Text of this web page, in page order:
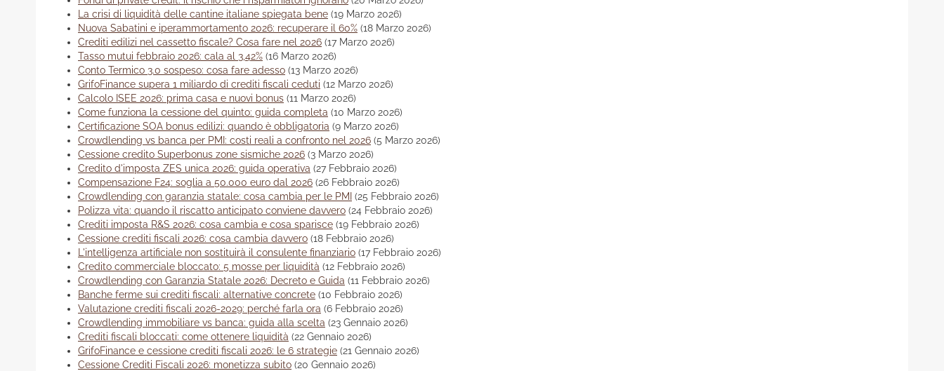
La crisi di liquidità delle cantine italiane spiegata bene (19 Marzo 2026)
Nuova Sabatini e iperammortamento 2026: recuperare il 60% (18 Marzo 2026)
Crediti edilizi nel cassetto fiscale? Cosa fare nel 2026 (17 Marzo 2026)
Tasso mutui febbraio 2026: cala al 3,42% (16 Marzo 2026)
Conto Termico 3.0 sospeso: cosa fare adesso (13 Marzo 2026)
GrifoFinance supera 1 miliardo di crediti fiscali ceduti (12 Marzo 2026)
Calcolo ISEE 2026: prima casa e nuovi bonus (11 Marzo 2026)
Come funziona la cessione del quinto: guida completa (10 Marzo 2026)
Certificazione SOA bonus edilizi: quando è obbligatoria (9 Marzo 2026)
Crowdlending vs banca per PMI: costi reali a confronto nel 2026 (5 Marzo 2026)
Cessione credito Superbonus zone sismiche 2026 (3 Marzo 2026)
Credito d'imposta ZES unica 2026: guida operativa (27 Febbraio 2026)
Compensazione F24: soglia a 50.000 euro dal 2026 (26 Febbraio 2026)
Crowdlending con garanzia statale: cosa cambia per le PMI (25 Febbraio 2026)
Polizza vita: quando il riscatto anticipato conviene davvero (24 Febbraio 2026)
Crediti imposta R&S 2026: cosa cambia e cosa sparisce (19 Febbraio 2026)
Cessione crediti fiscali 2026: cosa cambia davvero (18 Febbraio 2026)
L'intelligenza artificiale non sostituirà il consulente finanziario (17 Febbraio 2026)
Credito commerciale bloccato: 5 mosse per liquidità (12 Febbraio 2026)
Crowdlending con Garanzia Statale 2026: Decreto e Guida (11 Febbraio 2026)
Banche ferme sui crediti fiscali: alternative concrete (10 Febbraio 2026)
Valutazione crediti fiscali 2026-2029: perché farla ora (6 Febbraio 2026)
Crowdlending immobiliare vs banca: guida alla scelta (23 Gennaio 2026)
Crediti fiscali bloccati: come ottenere liquidità (22 Gennaio 2026)
GrifoFinance e cessione crediti fiscali 2026: le 6 strategie (21 Gennaio 2026)
Cessione Crediti Fiscali 2026: monetizza subito (20 Gennaio 2026)